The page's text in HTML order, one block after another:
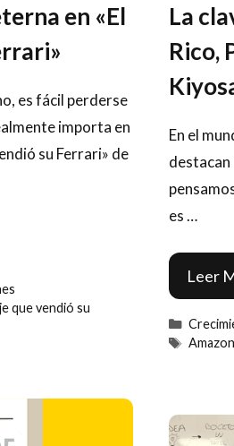
en «El
es fácil perderse
importa en
su Ferrari» de
que vendió su
La
Rico,
En el
destacan
es …
Leer
Amazon